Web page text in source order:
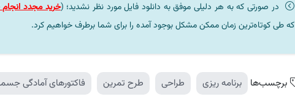
در صورتی که به هر دلیلی موفق به دانلود فایل مورد نظر نشدید؛ (خرید مجدد
که طی کوتاه‌ترین زمان ممکن مشکل بوجود آمده را برای شما برطرف خواهیم کرد.
برچسب‌ها برنامه ریزی طراحی طرح تمرین فاکتورهای آمادگی